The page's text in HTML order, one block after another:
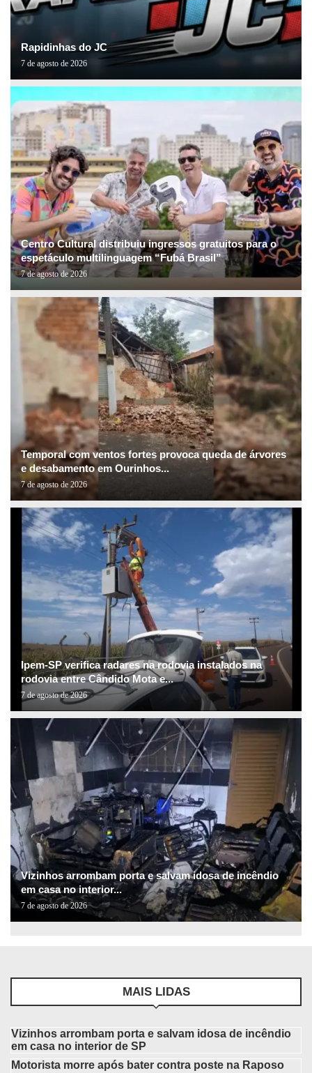
Rapidinhas do JC
7 de agosto de 2026
Centro Cultural distribuiu ingressos gratuitos para o
espetáculo multilinguagem “Fubá Brasil”
7 de agosto de 2026
Temporal com ventos fortes provoca queda de árvores
e desabamento em Ourinhos...
7 de agosto de 2026
Ipem-SP verifica radares na rodovia instalados na
rodovia entre Cândido Mota e...
7 de agosto de 2026
Vizinhos arrombam porta e salvam idosa de incêndio
em casa no interior...
7 de agosto de 2026
MAIS LIDAS
Vizinhos arrombam porta e salvam idosa de incêndio
em casa no interior de SP
Motorista morre após bater contra poste na Raposo